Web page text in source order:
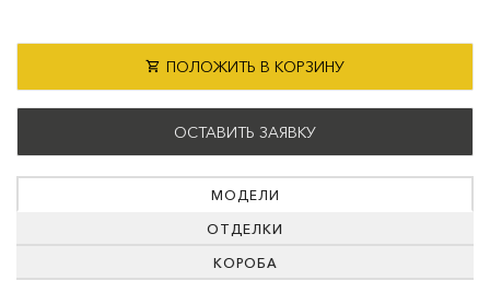
ПОЛОЖИТЬ В КОРЗИНУ
ОСТАВИТЬ ЗАЯВКУ
МОДЕЛИ
ОТДЕЛКИ
КОРОБА